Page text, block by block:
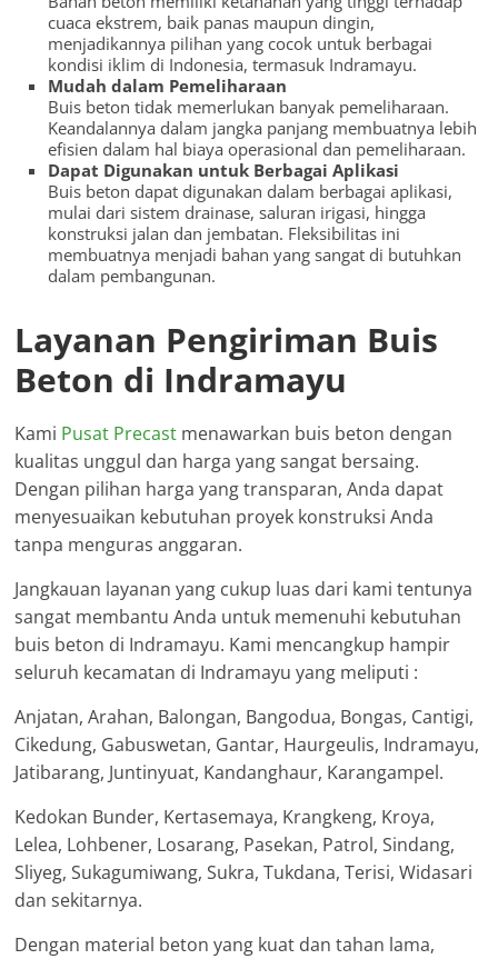
cuaca ekstrem, baik panas maupun dingin,
menjadikannya pilihan yang cocok untuk berbagai
kondisi iklim di Indonesia, termasuk Indramayu.
Mudah dalam Pemeliharaan
Buis beton tidak memerlukan banyak pemeliharaan.
Keandalannya dalam jangka panjang membuatnya lebih
efisien dalam hal biaya operasional dan pemeliharaan.
Dapat Digunakan untuk Berbagai Aplikasi
Buis beton dapat digunakan dalam berbagai aplikasi,
mulai dari sistem drainase, saluran irigasi, hingga
konstruksi jalan dan jembatan. Fleksibilitas ini
membuatnya menjadi bahan yang sangat di butuhkan
dalam pembangunan.
Layanan Pengiriman Buis
Beton di Indramayu
Kami Pusat Precast menawarkan buis beton dengan
kualitas unggul dan harga yang sangat bersaing.
Dengan pilihan harga yang transparan, Anda dapat
menyesuaikan kebutuhan proyek konstruksi Anda
tanpa menguras anggaran.
Jangkauan layanan yang cukup luas dari kami tentunya
sangat membantu Anda untuk memenuhi kebutuhan
buis beton di Indramayu. Kami mencangkup hampir
seluruh kecamatan di Indramayu yang meliputi :
Anjatan, Arahan, Balongan, Bangodua, Bongas, Cantigi,
Cikedung, Gabuswetan, Gantar, Haurgeulis, Indramayu,
Jatibarang, Juntinyuat, Kandanghaur, Karangampel.
Kedokan Bunder, Kertasemaya, Krangkeng, Kroya,
Lelea, Lohbener, Losarang, Pasekan, Patrol, Sindang,
Sliyeg, Sukagumiwang, Sukra, Tukdana, Terisi, Widasari
dan sekitarnya.
Dengan material beton yang kuat dan tahan lama,